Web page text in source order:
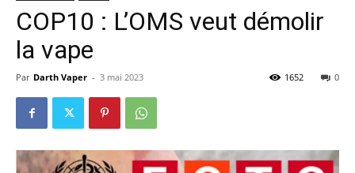
COP10 : L’OMS veut démolir
la vape
Par Darth Vaper - 3 mai 2023 0
1652